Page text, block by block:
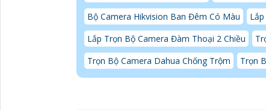
Bộ Camera Hikvision Ban Đêm Có Màu
Lắp Trọn Bộ Camera Đàm Thoại 2 Chiều
Trọn Bộ Camera Dahua Chống Trộm
Trọn